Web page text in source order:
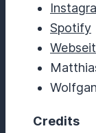
Spotify
Credits